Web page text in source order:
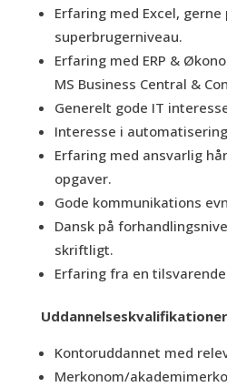
Erfaring med Excel, gerne
superbrugerniveau.
Erfaring med ERP &
MS Business Central &
Generelt gode IT
Interesse i
Erfaring med ansvarlig
opgaver.
Gode kommunikations
Dansk på
skriftligt.
Erfaring fra en
Kontoruddannet med
Merkonom/